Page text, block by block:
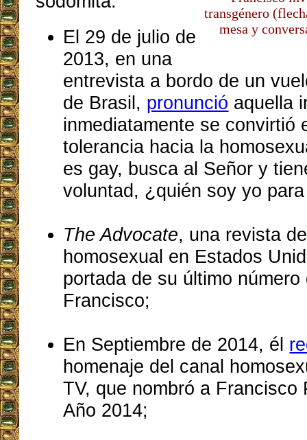
transgénero
mesa y
El 29 de julio de
2013, en una
entrevista a bordo de un
de Brasil, pronunció aquella
inmediatamente se convirtió
tolerancia hacia la
es gay, busca al Señor y
voluntad, ¿quién soy yo
The Advocate, una revista
homosexual en Estados
portada de su último número
Francisco;
En Septiembre de 2014, él
homenaje del canal
TV, que nombró a Francisco
Año 2014;